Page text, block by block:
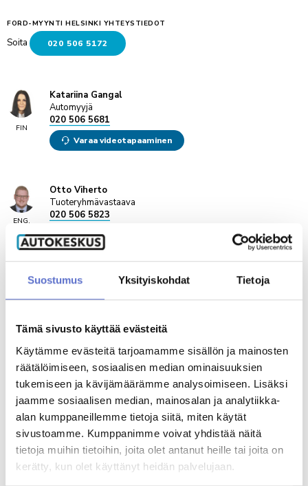
Suostumus Yksityiskohdat Tietoja
Tämä sivusto käyttää evästeitä
Käytämme evästeitä tarjoamamme sisällön ja mainosten
räätälöimiseen, sosiaalisen median ominaisuuksien
tukemiseen ja kävijämäärämme analysoimiseen. Lisäksi
jaamme sosiaalisen median, mainosalan ja analytiikka-
alan kumppaneillemme tietoja siitä, miten käytät
sivustoamme. Kumppanimme voivat yhdistää näitä
tietoja muihin tietoihin, joita olet antanut heille tai joita on
kerätty, kun olet käyttänyt heidän palvelujaan.
FORD-MYYNTI HELSINKI YHTEYSTIEDOT
Soita 020 506 5172
FIN
Katariina Gangal
Automyyjä
020 506 5681
Varaa videotapaaminen
ENG,
Otto Viherto
Tuoteryhmävastaava
020 506 5823
Varaa videotapaaminen
FIN
Tino Peltola.
Automyyjä
FIN
Sami Harjula
Automyyjä
020 506 5553
MUUT KATSOIVAT MYÖS